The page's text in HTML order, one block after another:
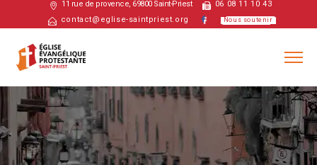
11 rue de provence, 69800 Saint-Priest
06 08 11 10 43
contact@eglise-saintpriest.org
Nous soutenir